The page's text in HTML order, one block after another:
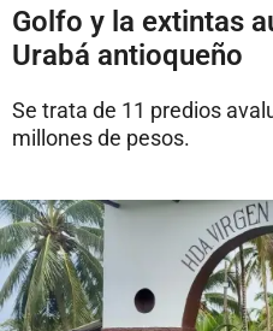
Golfo y la extintas
Urabá antioqueño
Se trata de 11 predios
millones de pesos.